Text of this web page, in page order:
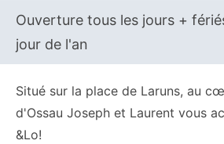
Ouverture tous les jours +
jour de l'an
Situé sur la place de Laruns, au
d'Ossau Joseph et Laurent vous
&Lo!